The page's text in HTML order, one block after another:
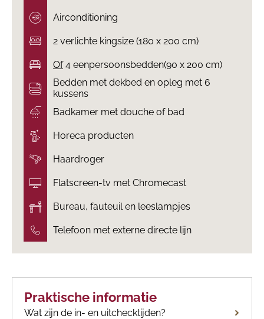
Airconditioning
2 verlichte kingsize (180 x 200 cm)
Of4 eenpersoonsbedden(90 x 200 cm)
Bedden met dekbed en opleg met 6
kussens
Badkamer met douche of bad
Horeca producten
Haardroger
Flatscreen-tv met Chromecast
Bureau, fauteuil en leeslampjes
Telefoon met externe directe lijn
Praktische informatie
Wat zijn de in- en uitchecktijden?